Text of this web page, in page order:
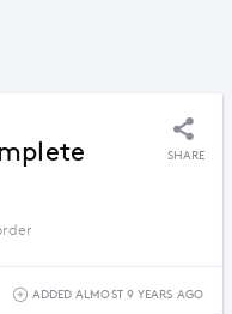
SHARE
ADDED ALMOST 9 YEARS AGO